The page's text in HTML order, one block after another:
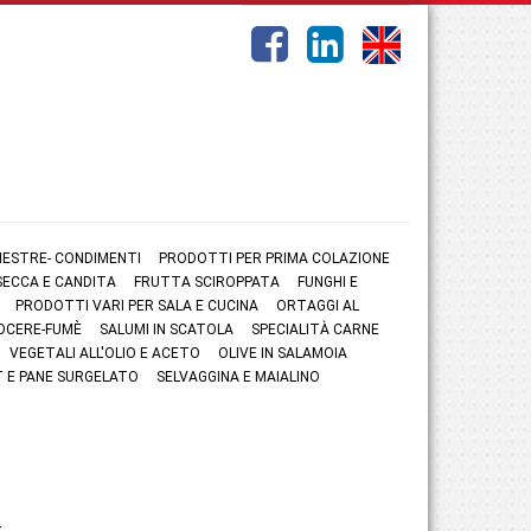
CONDIMENTI
PRODOTTI PER PRIMA COLAZIONE
E CANDITA
FRUTTA SCIROPPATA
FUNGHI E
PRODOTTI VARI PER SALA E CUCINA
ORTAGGI AL
FUMÈ
SALUMI IN SCATOLA
SPECIALITÀ CARNE
VEGETALI ALL'OLIO E ACETO
OLIVE IN SALAMOIA
E PANE SURGELATO
SELVAGGINA E MAIALINO